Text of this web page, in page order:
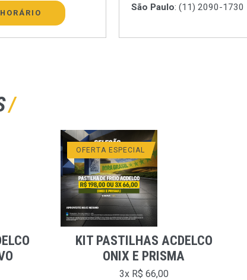
São Paulo: (11) 2090-1730
OFERTA ESPECIAL
KIT PASTILHAS ACDELCO
ONIX E PRISMA
3x R$ 66,00